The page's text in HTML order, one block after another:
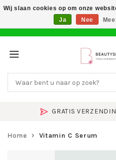
GRATIS
Home Vitamin C Serum
Wij slaan cookies op om onze
Ja
Nee